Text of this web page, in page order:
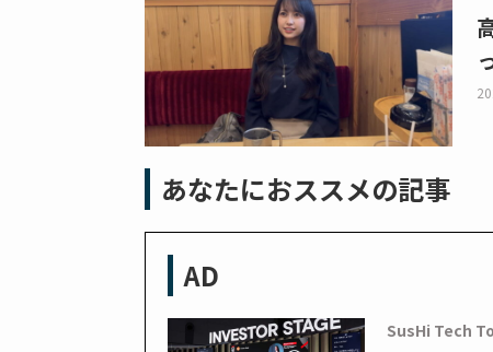
あなたにおススメの記事
AD
SusHi Tech